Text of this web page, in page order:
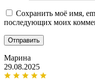
Сохранить моё имя,
последующих моих
Марина
29.08.2025